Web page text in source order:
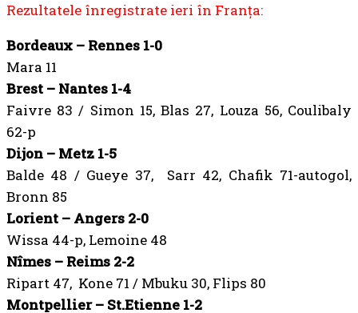
Rezultatele înregistrate ieri în Franța:
Bordeaux – Rennes 1-0
Mara 11
Brest – Nantes 1-4
Faivre 83 / Simon 15, Blas 27, Louza 56, Coulibaly
62-p
Dijon – Metz 1-5
Balde 48 / Gueye 37, Sarr 42, Chafik 71-autogol,
Bronn 85
Lorient – Angers 2-0
Wissa 44-p, Lemoine 48
Nîmes – Reims 2-2
Ripart 47, Kone 71 / Mbuku 30, Flips 80
Montpellier – St.Etienne 1-2